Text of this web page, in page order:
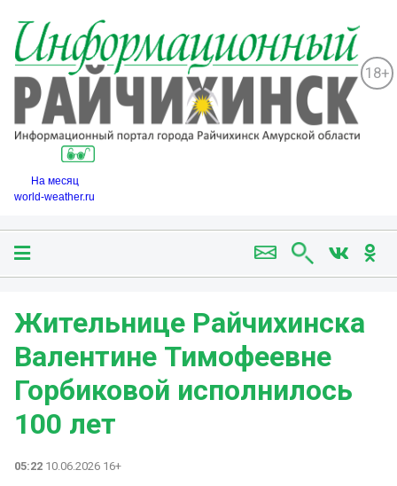
18+
На месяц
world-weather.ru
Жительнице Райчихинска
Валентине Тимофеевне
Горбиковой исполнилось
100 лет
05:22 10.06.2026 16+